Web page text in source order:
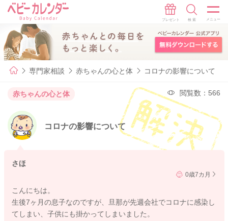
専門家相談 赤ちゃんの心と体 コロナの影響について
赤ちゃんの心と体 閲覧数：566
コロナの影響について
さほ
0歳7カ月
こんにちは。
生後7ヶ月の息子なのですが、旦那が先週会社でコロナに感染し
てしまい、子供にも掛かってしまいました。